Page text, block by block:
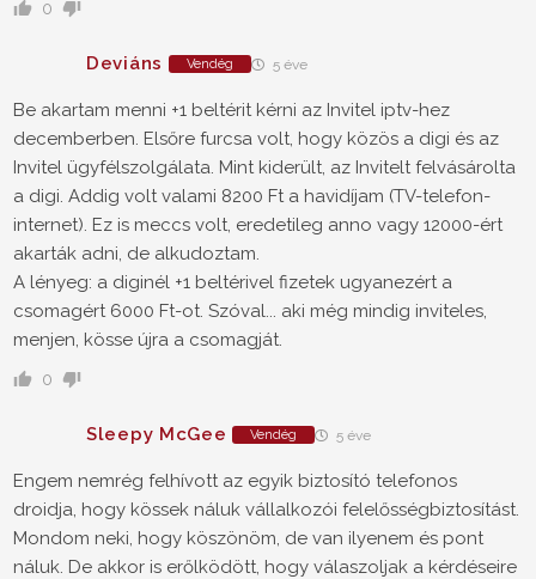
0
Deviáns Vendég 5 éve
Be akartam menni +1 beltérit kérni az Invitel iptv-hez
decemberben. Elsőre furcsa volt, hogy közös a digi és az
Invitel ügyfélszolgálata. Mint kiderült, az Invitelt felvásárolta
a digi. Addig volt valami 8200 Ft a havidíjam (TV-telefon-
internet). Ez is meccs volt, eredetileg anno vagy 12000-ért
akarták adni, de alkudoztam.
A lényeg: a diginél +1 beltérivel fizetek ugyanezért a
csomagért 6000 Ft-ot. Szóval... aki még mindig inviteles,
menjen, kösse újra a csomagját.
0
Sleepy McGee Vendég 5 éve
Engem nemrég felhívott az egyik biztosító telefonos
droidja, hogy kössek náluk vállalkozói felelősségbiztosítást.
Mondom neki, hogy köszönöm, de van ilyenem és pont
náluk. De akkor is erőlködött, hogy válaszoljak a kérdéseire